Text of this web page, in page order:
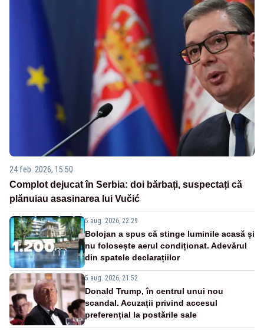
24 feb. 2026, 15:50
Complot dejucat în Serbia: doi bărbați, suspectați că
plănuiau asasinarea lui Vučić
5 aug. 2026, 22:29
Bolojan a spus că stinge luminile acasă și
nu folosește aerul condiționat. Adevărul
din spatele declarațiilor
5 aug. 2026, 21:52
Donald Trump, în centrul unui nou
scandal. Acuzații privind accesul
preferențial la postările sale